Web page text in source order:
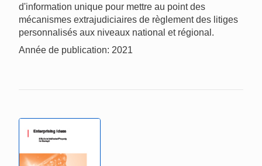
d'information unique pour mettre au point des
mécanismes extrajudiciaires de règlement des litiges
personnalisés aux niveaux national et régional.
Année de publication: 2021